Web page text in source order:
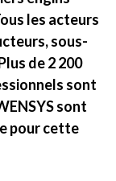
les acteurs
sous-
de 2 200
sont
sont
pour cette